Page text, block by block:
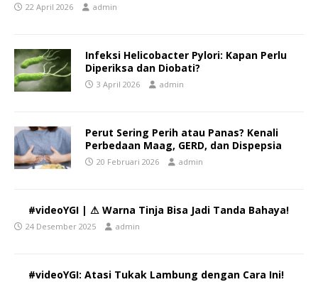
22 April 2026 admin
Infeksi Helicobacter Pylori: Kapan Perlu
Diperiksa dan Diobati?
3 April 2026 admin
Perut Sering Perih atau Panas? Kenali
Perbedaan Maag, GERD, dan Dispepsia
20 Februari 2026 admin
#videoYGI | ⚠ Warna Tinja Bisa Jadi Tanda Bahaya!
24 Desember 2025 admin
#videoYGI: Atasi Tukak Lambung dengan Cara Ini!